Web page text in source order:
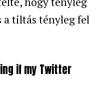
a tiltás tényleg fel
if my Twitter